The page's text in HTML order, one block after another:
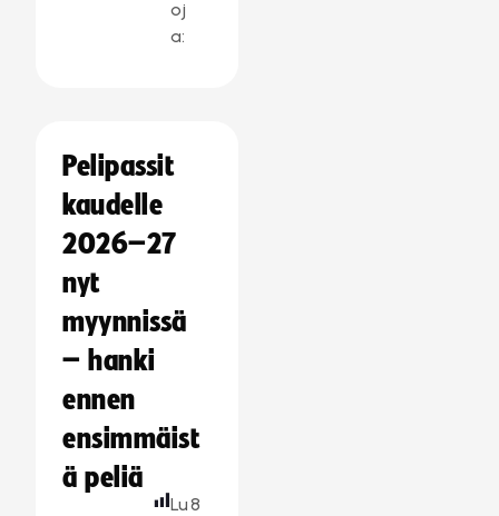
oj
a:
Pelipassit
kaudelle
2026–27
nyt
myynnissä
– hanki
ennen
ensimmäist
ä peliä
Lu8